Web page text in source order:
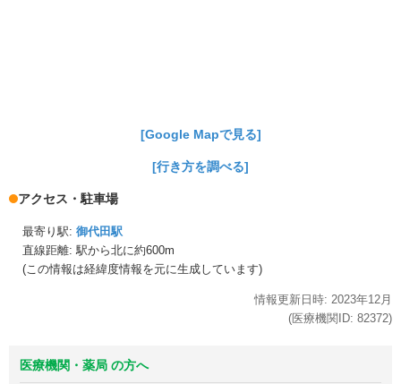
[Google Mapで見る]
[行き方を調べる]
アクセス・駐車場
最寄り駅: 御代田駅
直線距離: 駅から北に約600m
(この情報は経緯度情報を元に生成しています)
情報更新日時: 2023年12月
(医療機関ID: 82372)
医療機関・薬局 の方へ